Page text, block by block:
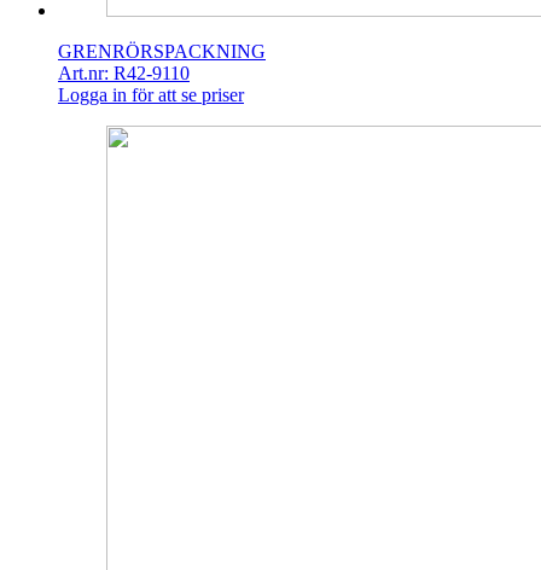
GRENRÖRSPACKNING
Art.nr: R42-9110
Logga in för att se priser